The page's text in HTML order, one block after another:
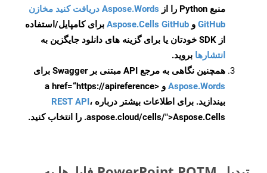
منبع Python را از
Aspose.Words دریافت کنید مخازن
GitHub و Aspose.Cells GitHub برای کامپایل/استفاده
از SDK خودتان یا برای گزینه های دانلود جایگزین به
انتشارها بروید.
همچنین نگاهی به مرجع API مبتنی بر Swagger برای
Aspose.Words
و <a href=“https://apireference
بیندازید. برای اطلاعات بیشتر درباره REST API،
.aspose.cloud/cells/">Aspose.Cells را انتخاب کنید.